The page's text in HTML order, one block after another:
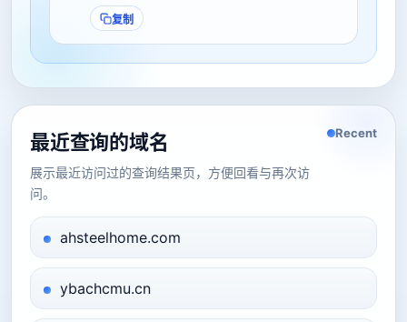
复制
最近查询的域名
展示最近访问过的查询结果页，方便回看与再次访
问。
Recent
ahsteelhome.com
ybachcmu.cn